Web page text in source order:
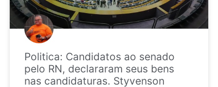
Politica: Candidatos ao senado
pelo RN, declararam seus bens
nas candidaturas. Styvenson